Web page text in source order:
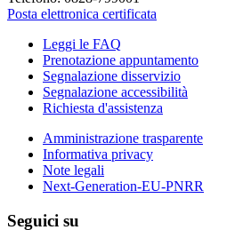
Posta elettronica certificata
Leggi le FAQ
Prenotazione appuntamento
Segnalazione disservizio
Segnalazione accessibilità
Richiesta d'assistenza
Amministrazione trasparente
Informativa privacy
Note legali
Next-Generation-EU-PNRR
Seguici su